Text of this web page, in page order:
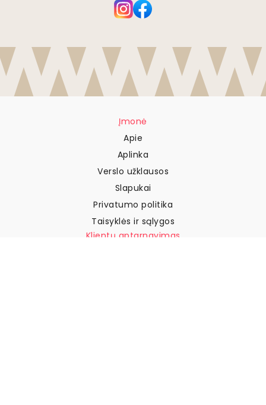
Įmonė
Apie
Aplinka
Verslo užklausos
Slapukai
Privatumo politika
Taisyklės ir sąlygos
Klientų aptarnavimas